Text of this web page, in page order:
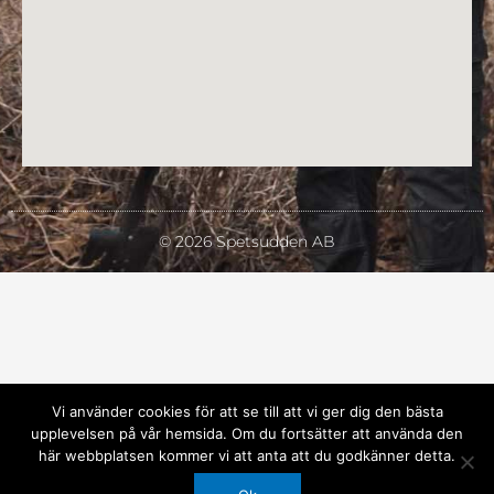
© 2026 Spetsudden AB
Vi använder cookies för att se till att vi ger dig den bästa
upplevelsen på vår hemsida. Om du fortsätter att använda den
här webbplatsen kommer vi att anta att du godkänner detta.